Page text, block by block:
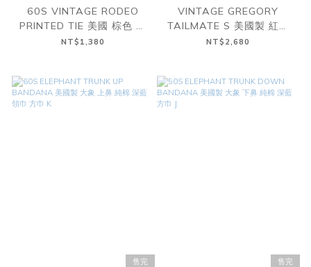
60S VINTAGE RODEO
PRINTED TIE 美國 棕色 牛
仔 印花 領帶
NT$1,380
VINTAGE GREGORY
TAILMATE S 美國製 紅色
登山 運動 斜肩 腰包
NT$2,680
售完 售完